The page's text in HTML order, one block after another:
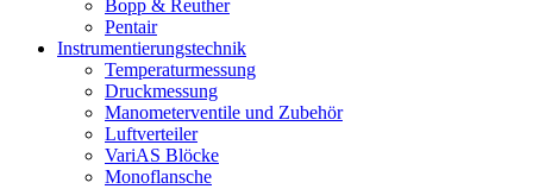
Bopp & Reuther
Pentair
Instrumentierungs­technik
Temperaturmessung
Druckmessung
Manometerventile und Zubehör
Luftverteiler
VariAS Blöcke
Monoflansche